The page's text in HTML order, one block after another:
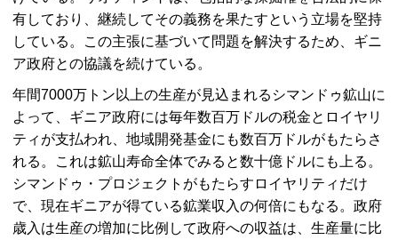
有しており、継続してその義務を果たすという立場を堅持
している。この主張に基づいて問題を解決するため、ギニ
ア政府との協議を続けている。
年間7000万トン以上の生産が見込まれるシマンドゥ鉱山に
よって、ギニア政府には毎年数百万ドルの税金とロイヤリ
ティが支払われ、地域開発基金にも数百万ドルがもたらさ
れる。これは鉱山寿命全体でみると数十億ドルにも上る。
シマンドゥ・プロジェクトがもたらすロイヤリティだけ
で、現在ギニアが得ている鉱業収入の何倍にもなる。政府
歳入は生産の増加に比例して政府への収益は、生産量に比